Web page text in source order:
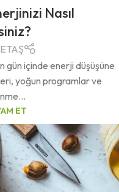
Nasıl
içinde enerji düşüşüne
yoğun programlar ve
ET